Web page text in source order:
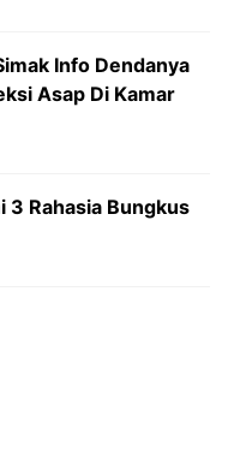
Info Dendanya
Asap Di Kamar
3 Rahasia Bungkus